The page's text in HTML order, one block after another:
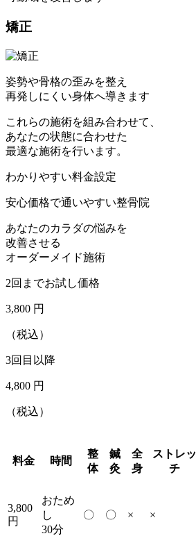
矯正
姿勢や骨格の歪みを整え
再発しにくい身体へ導きます
これらの施術を組み合わせて、
あなたの状態に合わせた
最適な施術を行います。
わかりやすい料金設定
安心価格で通いやすい整骨院
あなたのカラダの悩みを
改善させる
オーダーメイド施術
2回までお試し価格
3,800 円
（税込）
3回目以降
4,800 円
（税込）
料金 時間
整
体
鍼
灸
全
身
ストレッ
チ
3,800
円
おため
し
30分
〇 〇 × ×